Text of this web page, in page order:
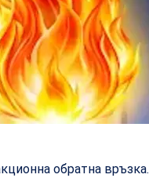
обратна връзка.